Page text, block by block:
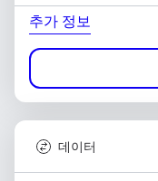
추가 정보
데이터